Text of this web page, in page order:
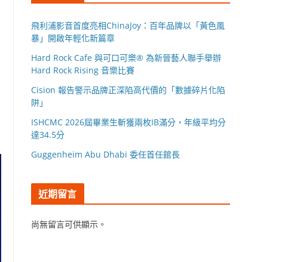
飛利浦影音首度亮相ChinaJoy：百年品牌以「黃色風
暴」開啟年輕化新篇章
Hard Rock Cafe 與可口可樂® 為新晉藝人聯手舉辦
Hard Rock Rising 音樂比賽
Cision 報告警示品牌正深陷高代價的「數據碎片化陷
阱」
ISHCMC 2026屆畢業生斬獲兩枚IB滿分，年級平均分
達34.5分
Guggenheim Abu Dhabi 委任首任館長
近期留言
尚無留言可供顯示。